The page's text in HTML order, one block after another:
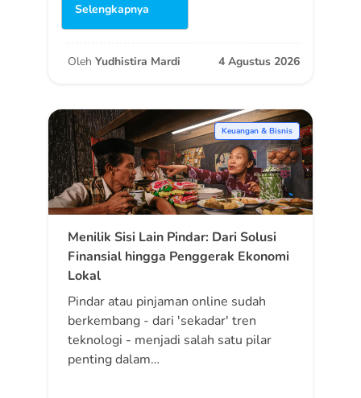
Selengkapnya
Oleh Yudhistira Mardi 4 Agustus 2026
Keuangan & Bisnis
Menilik Sisi Lain Pindar: Dari Solusi
Finansial hingga Penggerak Ekonomi
Lokal
Pindar atau pinjaman online sudah
berkembang - dari 'sekadar' tren
teknologi - menjadi salah satu pilar
penting dalam…